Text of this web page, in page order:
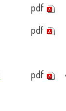
pdf
pdf
pdf